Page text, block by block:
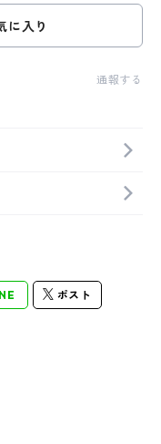
に入り
通報する
ポスト